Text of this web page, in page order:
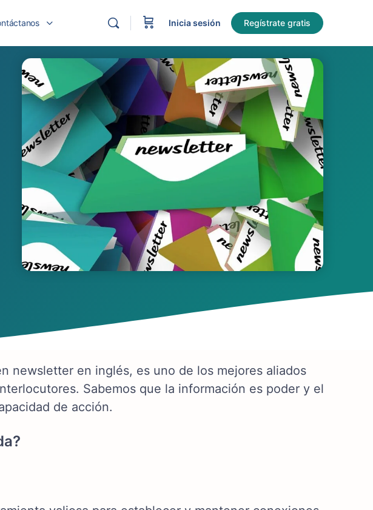
Inicia sesión Regístrate gratis
newsletter en inglés, es uno de los mejores aliados
Sabemos que la información es poder y el
de acción.